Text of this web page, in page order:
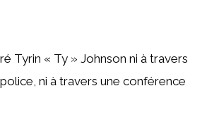
Tyrin « Ty » Johnson ni à travers
ni à travers une conférence